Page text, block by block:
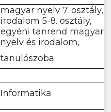
magyar nyelv 7. osztály,
irodalom 5-8. osztály,
egyéni tanrend magyar
nyelv és irodalom,
tanulószoba
Informatika